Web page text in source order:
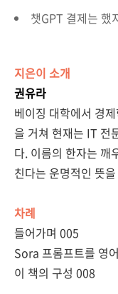
챗GPT 결제는 했
지은이 소개
권유라
베이징 대학에서 경
을 거쳐 현재는 IT 전
다. 이름의 한자는 깨
친다는 운명적인 뜻
차례
들어가며 005
Sora 프롬프트를 영
이 책의 구성 008